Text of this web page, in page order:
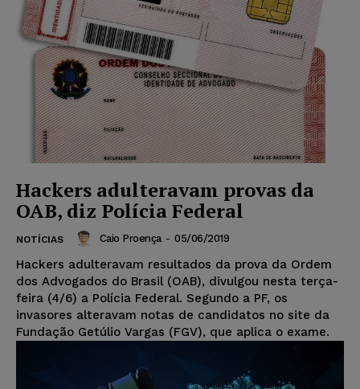
Hackers adulteravam provas da
OAB, diz Polícia Federal
NOTÍCIAS Caio Proença - 05/06/2019
Hackers adulteravam resultados da prova da Ordem
dos Advogados do Brasil (OAB), divulgou nesta terça-
feira (4/6) a Polícia Federal. Segundo a PF, os
invasores alteravam notas de candidatos no site da
Fundação Getúlio Vargas (FGV), que aplica o exame.